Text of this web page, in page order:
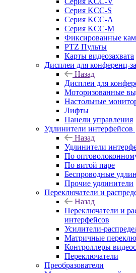
Серия KCC-S
Серия KCC-A
Серия KCC-M
Фиксированные
PTZ Пульты
Карты видеозахвата
Дисплеи для конференц-
Назад
Дисплеи для
Моторизованные
Настольные
Лифты
Панели управления
Удлинители интерфейсов
Назад
Удлинители
По
По витой паре
Беспроводные
Прочие удлинители
Переключатели и
Назад
Переключатели и
интерфейсов
Усилители-
Матричные
Контроллеры
Переключатели
Преобразователи